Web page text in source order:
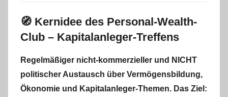
🧭 Kernidee des Personal-Wealth-
Club – Kapitalanleger-Treffens
Regelmäßiger nicht-kommerzieller und NICHT
politischer Austausch über Vermögensbildung,
Ökonomie und Kapitalanleger-Themen. Das Ziel: